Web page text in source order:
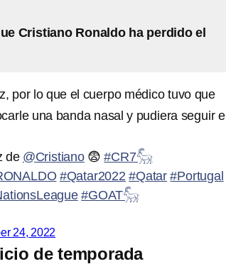
Cristiano Ronaldo ha perdido el
por lo que el cuerpo médico tuvo que
una banda nasal y pudiera seguir
de @Cristiano😨#CR7𓃵
#Qatar2022 #Qatar #Portugal
#GOAT𓃵
24, 2022
de temporada